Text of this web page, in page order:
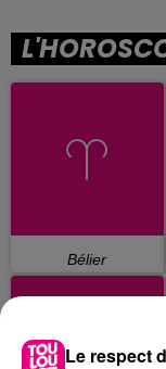
Bélier
Le respect